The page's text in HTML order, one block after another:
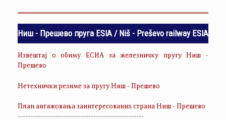
Ниш - Прешево пруга ESIA / Niš - Preševo railway ESIA
Извештај о обиму ЕСИА за железничку пругу Ниш -
Прешево
Нетехнички резиме за пругу Ниш - Прешево
План ангажовања заинтересованих страна Ниш - Прешево
--------------------------------------------------